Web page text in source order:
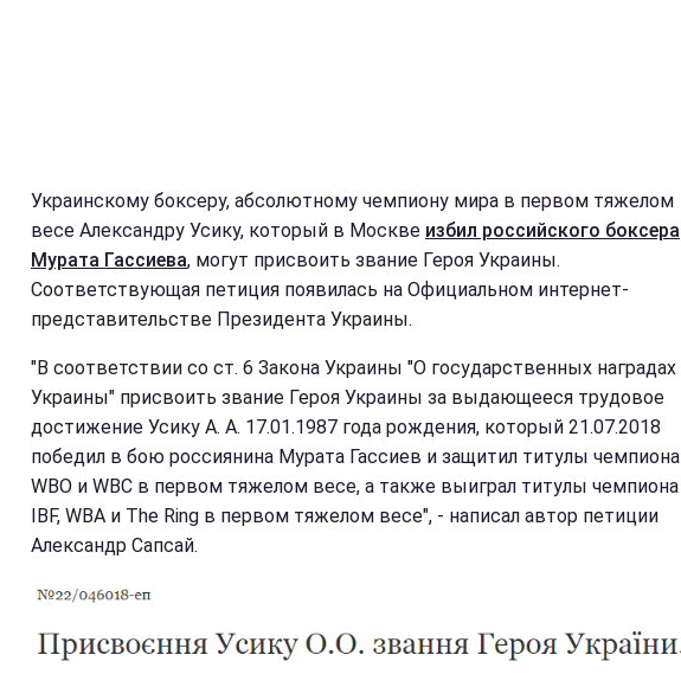
Украинскому боксеру, абсолютному чемпиону мира в первом тяжелом
весе Александру Усику, который в Москве избил российского боксера
Мурата Гассиева, могут присвоить звание Героя Украины.
Соответствующая петиция появилась на Официальном интернет-
представительстве Президента Украины.
"В соответствии со ст. 6 Закона Украины "О государственных наградах
Украины" присвоить звание Героя Украины за выдающееся трудовое
достижение Усику А. А. 17.01.1987 года рождения, который 21.07.2018
победил в бою россиянина Мурата Гассиев и защитил титулы чемпиона
WBO и WBC в первом тяжелом весе, а также выиграл титулы чемпиона
IBF, WBA и The Ring в первом тяжелом весе", - написал автор петиции
Александр Сапсай.